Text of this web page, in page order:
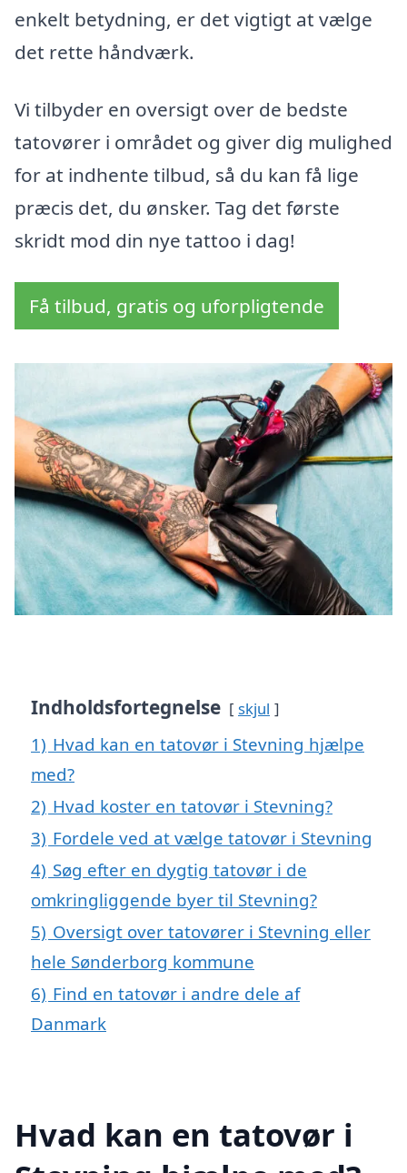
enkelt betydning, er det vigtigt at vælge
det rette håndværk.
Vi tilbyder en oversigt over de bedste
tatovører i området og giver dig mulighed
for at indhente tilbud, så du kan få lige
præcis det, du ønsker. Tag det første
skridt mod din nye tattoo i dag!
Få tilbud, gratis og uforpligtende
Indholdsfortegnelse skjul
1) Hvad kan en tatovør i Stevning hjælpe
med?
2) Hvad koster en tatovør i Stevning?
3) Fordele ved at vælge tatovør i Stevning
4) Søg efter en dygtig tatovør i de
omkringliggende byer til Stevning?
5) Oversigt over tatovører i Stevning eller
hele Sønderborg kommune
6) Find en tatovør i andre dele af
Danmark
Hvad kan en tatovør i